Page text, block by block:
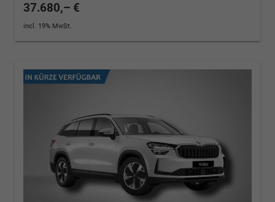
37.680,– €
incl. 19% MwSt.